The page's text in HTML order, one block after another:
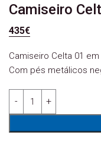
Camiseiro
435€
Camiseiro Celta 01
Com pés metálicos